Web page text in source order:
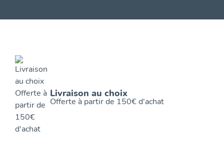
Livraison au choix
Offerte à partir de 150€ d'achat